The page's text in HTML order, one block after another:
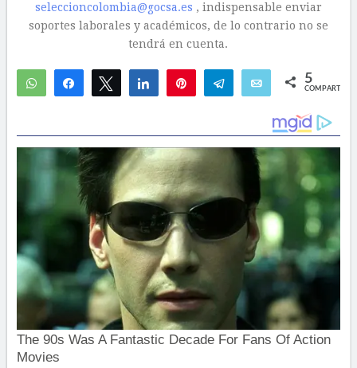
seleccioncolombia@gocsa.es , indispensable enviar
soportes laborales y académicos, de lo contrario no se
tendrá en cuenta.
WhatsAppCompartirTwittear Compartir Telegram Email 5
COMPARTIR